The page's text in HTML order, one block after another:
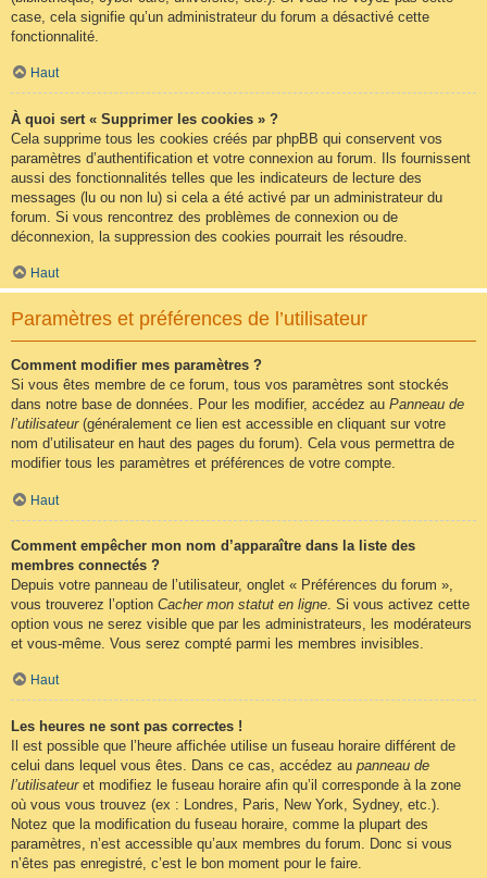
case, cela signifie qu’un administrateur du forum a désactivé cette
fonctionnalité.
Haut
À quoi sert « Supprimer les cookies » ?
Cela supprime tous les cookies créés par phpBB qui conservent vos
paramètres d’authentification et votre connexion au forum. Ils fournissent
aussi des fonctionnalités telles que les indicateurs de lecture des
messages (lu ou non lu) si cela a été activé par un administrateur du
forum. Si vous rencontrez des problèmes de connexion ou de
déconnexion, la suppression des cookies pourrait les résoudre.
Haut
Paramètres et préférences de l’utilisateur
Comment modifier mes paramètres ?
Si vous êtes membre de ce forum, tous vos paramètres sont stockés
dans notre base de données. Pour les modifier, accédez au Panneau de
l’utilisateur(généralement ce lien est accessible en cliquant sur votre
nom d’utilisateur en haut des pages du forum). Cela vous permettra de
modifier tous les paramètres et préférences de votre compte.
Haut
Comment empêcher mon nom d’apparaître dans la liste des
membres connectés ?
Depuis votre panneau de l’utilisateur, onglet « Préférences du forum »,
vous trouverez l’option Cacher mon statut en ligne . Si vous activez cette
option vous ne serez visible que par les administrateurs, les modérateurs
et vous-même. Vous serez compté parmi les membres invisibles.
Haut
Les heures ne sont pas correctes !
Il est possible que l’heure affichée utilise un fuseau horaire différent de
celui dans lequel vous êtes. Dans ce cas, accédez au panneau de
l’utilisateuret modifiez le fuseau horaire afin qu’il corresponde à la zone
où vous vous trouvez (ex : Londres, Paris, New York, Sydney, etc.).
Notez que la modification du fuseau horaire, comme la plupart des
paramètres, n’est accessible qu’aux membres du forum. Donc si vous
n’êtes pas enregistré, c’est le bon moment pour le faire.